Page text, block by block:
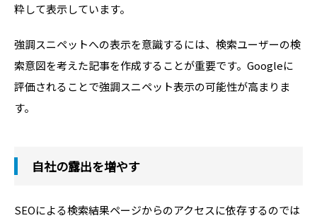
粋して表示しています。
強調スニペットへの表示を意識するには、検索ユーザーの検
索意図を考えた記事を作成することが重要です。Googleに
評価されることで強調スニペット表示の可能性が高まりま
す。
自社の露出を増やす
SEOによる検索結果ページからのアクセスに依存するのでは